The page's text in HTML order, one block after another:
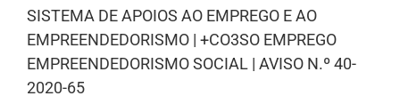
SISTEMA DE APOIOS AO EMPREGO E AO
EMPREENDEDORISMO | +CO3SO EMPREGO
EMPREENDEDORISMO SOCIAL | AVISO N.º 40-
2020-65